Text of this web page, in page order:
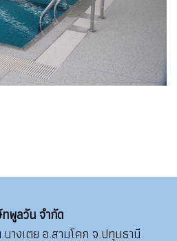
พูลวัน จำกัด
งเตย อ.สามโคก จ.ปทุมธานี